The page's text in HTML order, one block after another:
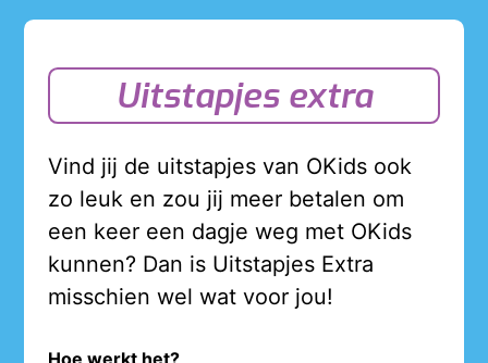
Uitstapjes extra
Vind jij de uitstapjes van OKids ook
zo leuk en zou jij meer betalen om
een keer een dagje weg met OKids
kunnen? Dan is Uitstapjes Extra
misschien wel wat voor jou!
Hoe werkt het?